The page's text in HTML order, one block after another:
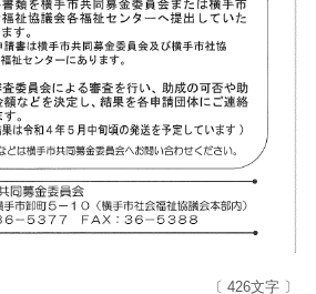
〔 426文字 〕